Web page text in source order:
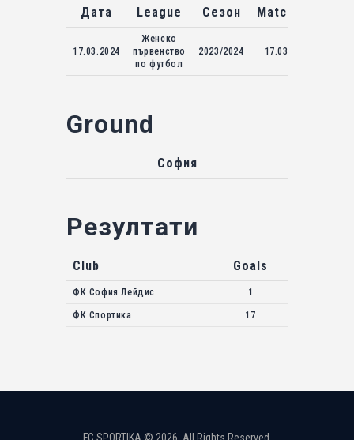
Дата League Сезон Match Day
17.03.2024
Женско
първенство
по футбол
2023/2024 17.03.2024
Ground
София
Резултати
Club Goals
ФК София Лейдис 1
ФК Спортика 17
FC SPORTIKA © 2026. All Rights Reserved.